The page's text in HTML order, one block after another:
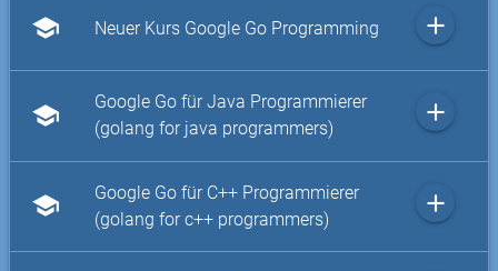
school Neuer Kurs Google Go Programming add
school
Google Go für Java Programmierer
(golang for java programmers)
add
school
Google Go für C++ Programmierer
(golang for c++ programmers)
add